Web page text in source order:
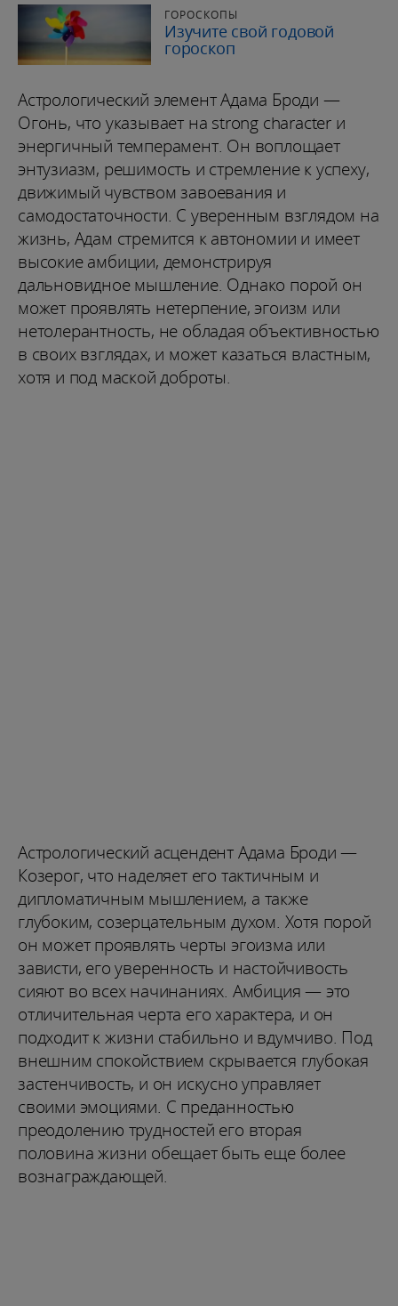
ГОРОСКОПЫ
Изучите свой годовой
гороскоп
Астрологический элемент Адама Броди —
Огонь, что указывает на strong character и
энергичный темперамент. Он воплощает
энтузиазм, решимость и стремление к успеху,
движимый чувством завоевания и
самодостаточности. С уверенным взглядом на
жизнь, Адам стремится к автономии и имеет
высокие амбиции, демонстрируя
дальновидное мышление. Однако порой он
может проявлять нетерпение, эгоизм или
нетолерантность, не обладая объективностью
в своих взглядах, и может казаться властным,
хотя и под маской доброты.
Астрологический асцендент Адама Броди —
Козерог, что наделяет его тактичным и
дипломатичным мышлением, а также
глубоким, созерцательным духом. Хотя порой
он может проявлять черты эгоизма или
зависти, его уверенность и настойчивость
сияют во всех начинаниях. Амбиция — это
отличительная черта его характера, и он
подходит к жизни стабильно и вдумчиво. Под
внешним спокойствием скрывается глубокая
застенчивость, и он искусно управляет
своими эмоциями. С преданностью
преодолению трудностей его вторая
половина жизни обещает быть еще более
вознаграждающей.